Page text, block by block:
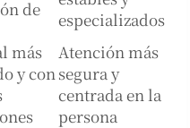
de
especializados
más
y con
Atención más
segura y
centrada en la
persona